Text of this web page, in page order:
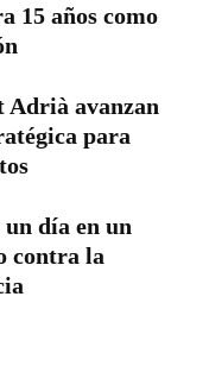
15 años como
Adrià avanzan
para
un día en un
contra la